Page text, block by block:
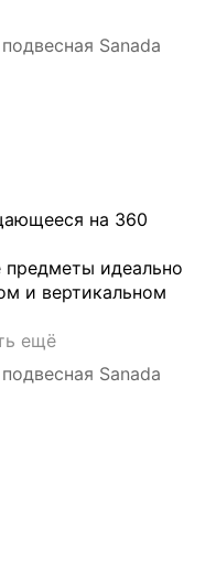
Sanada
на 360
идеально
и вертикальном
ещё
Sanada